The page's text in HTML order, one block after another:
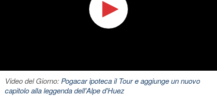
Video del Giorno: Pogacar ipoteca il Tour e aggiunge un nuovo
capitolo alla leggenda dell'Alpe d'Huez